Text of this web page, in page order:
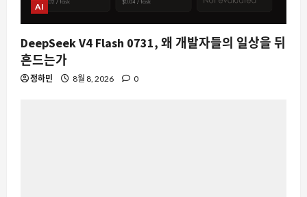
AI
DeepSeek V4 Flash 0731, 왜 개발자들의 일상을 뒤
흔드는가
정하민 8월 8, 2026 0